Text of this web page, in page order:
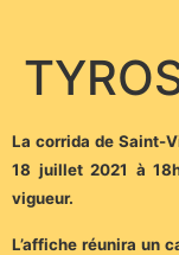
La corrida de Saint-
18 juillet 2021 à
vigueur.
L’affiche réunira un